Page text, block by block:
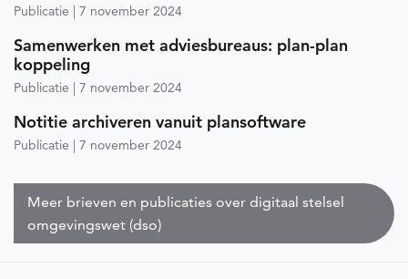
Publicatie 7 november 2024
Samenwerken met adviesbureaus: plan-plan
koppeling
Publicatie 7 november 2024
Notitie archiveren vanuit plansoftware
Publicatie 7 november 2024
Meer brieven en publicaties over digitaal stelsel
omgevingswet (dso)